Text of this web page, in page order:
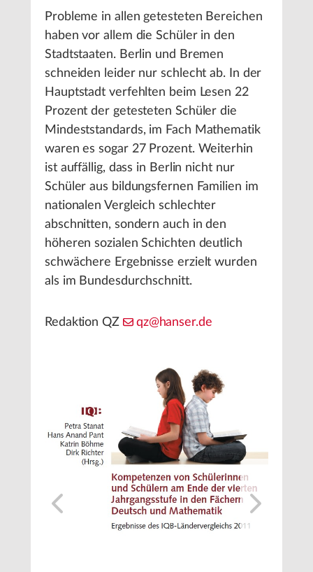
Probleme in allen getesteten Bereichen
haben vor allem die Schüler in den
Stadtstaaten. Berlin und Bremen
schneiden leider nur schlecht ab. In der
Hauptstadt verfehlten beim Lesen 22
Prozent der getesteten Schüler die
Mindeststandards, im Fach Mathematik
waren es sogar 27 Prozent. Weiterhin
ist auffällig, dass in Berlin nicht nur
Schüler aus bildungsfernen Familien im
nationalen Vergleich schlechter
abschnitten, sondern auch in den
höheren sozialen Schichten deutlich
schwächere Ergebnisse erzielt wurden
als im Bundesdurchschnitt.
Redaktion QZ qz@hanser.de